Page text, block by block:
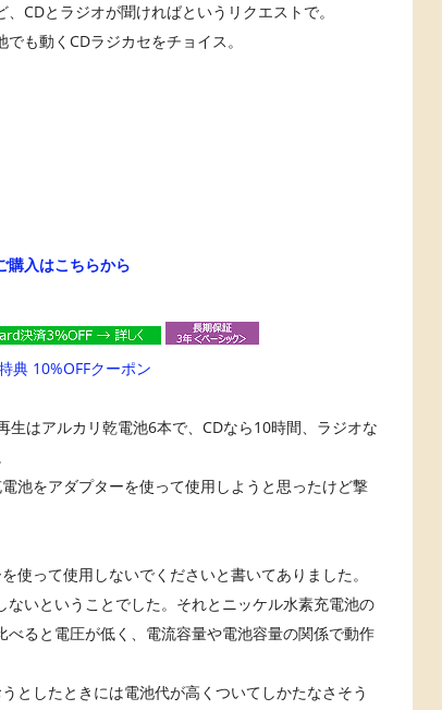
CDとラジオが聞ければというリクエストで。
も動くCDラジカセをチョイス。
購入はこちらから
典 10%OFFクーポン
はアルカリ乾電池6本で、CDなら10時間、ラジオな
池をアダプターを使って使用しようと思ったけど撃
使って使用しないでくださいと書いてありました。
いということでした。それとニッケル水素充電池の
ると電圧が低く、電流容量や電池容量の関係で動作
としたときには電池代が高くついてしかたなさそう